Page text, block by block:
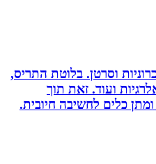
וסרטן. בלוטת התריס,
ועוד. זאת תוך
לחשיבה חיובית.